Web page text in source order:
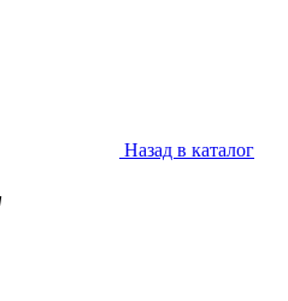
Назад в каталог